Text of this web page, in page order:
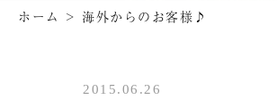
ホーム > 海外からのお客様♪
2015.06.26